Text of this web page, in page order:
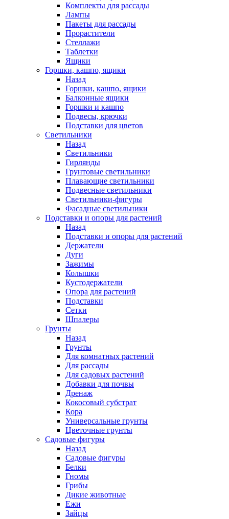
Комплекты для рассады
Лампы
Пакеты для рассады
Прорастители
Стеллажи
Таблетки
Ящики
Горшки, кашпо, ящики
Назад
Горшки, кашпо, ящики
Балконные ящики
Горшки и кашпо
Подвесы, крючки
Подставки для цветов
Светильники
Назад
Светильники
Гирлянды
Грунтовые светильники
Плавающие светильники
Подвесные светильники
Светильники-фигуры
Фасадные светильники
Подставки и опоры для растений
Назад
Подставки и опоры для растений
Держатели
Дуги
Зажимы
Колышки
Кустодержатели
Опора для растений
Подставки
Сетки
Шпалеры
Грунты
Назад
Грунты
Для комнатных растений
Для рассады
Для садовых растений
Добавки для почвы
Дренаж
Кокосовый субстрат
Кора
Универсальные грунты
Цветочные грунты
Садовые фигуры
Назад
Садовые фигуры
Белки
Гномы
Грибы
Дикие животные
Ежи
Зайцы